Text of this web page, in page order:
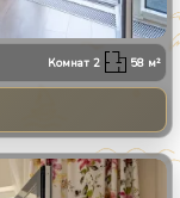
Комнат2 58 м²